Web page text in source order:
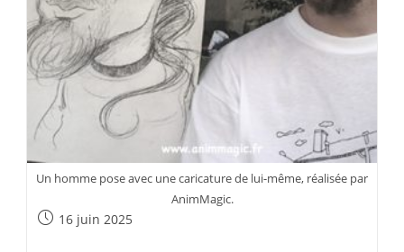
Un homme pose avec une caricature de lui-même, réalisée par
AnimMagic.
Publication
16 juin 2025